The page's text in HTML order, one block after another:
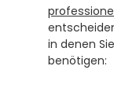
in denen
benötigen: